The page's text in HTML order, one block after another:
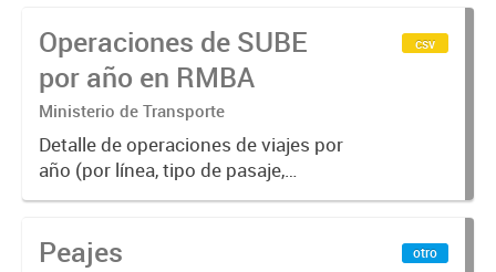
Operaciones de SUBE
por año en RMBA
Ministerio de Transporte
Detalle de operaciones de viajes por
año (por línea, tipo de pasaje,
empresa y modo)
csv
Peajes
otro